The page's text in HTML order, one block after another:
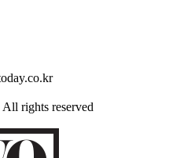
All rights reserved